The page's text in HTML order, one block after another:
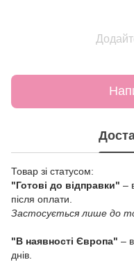
Товар зі статусом:
"Готові до відправки" –
після оплати.
Застосується лише до
"В наявності Європа" –
днів.